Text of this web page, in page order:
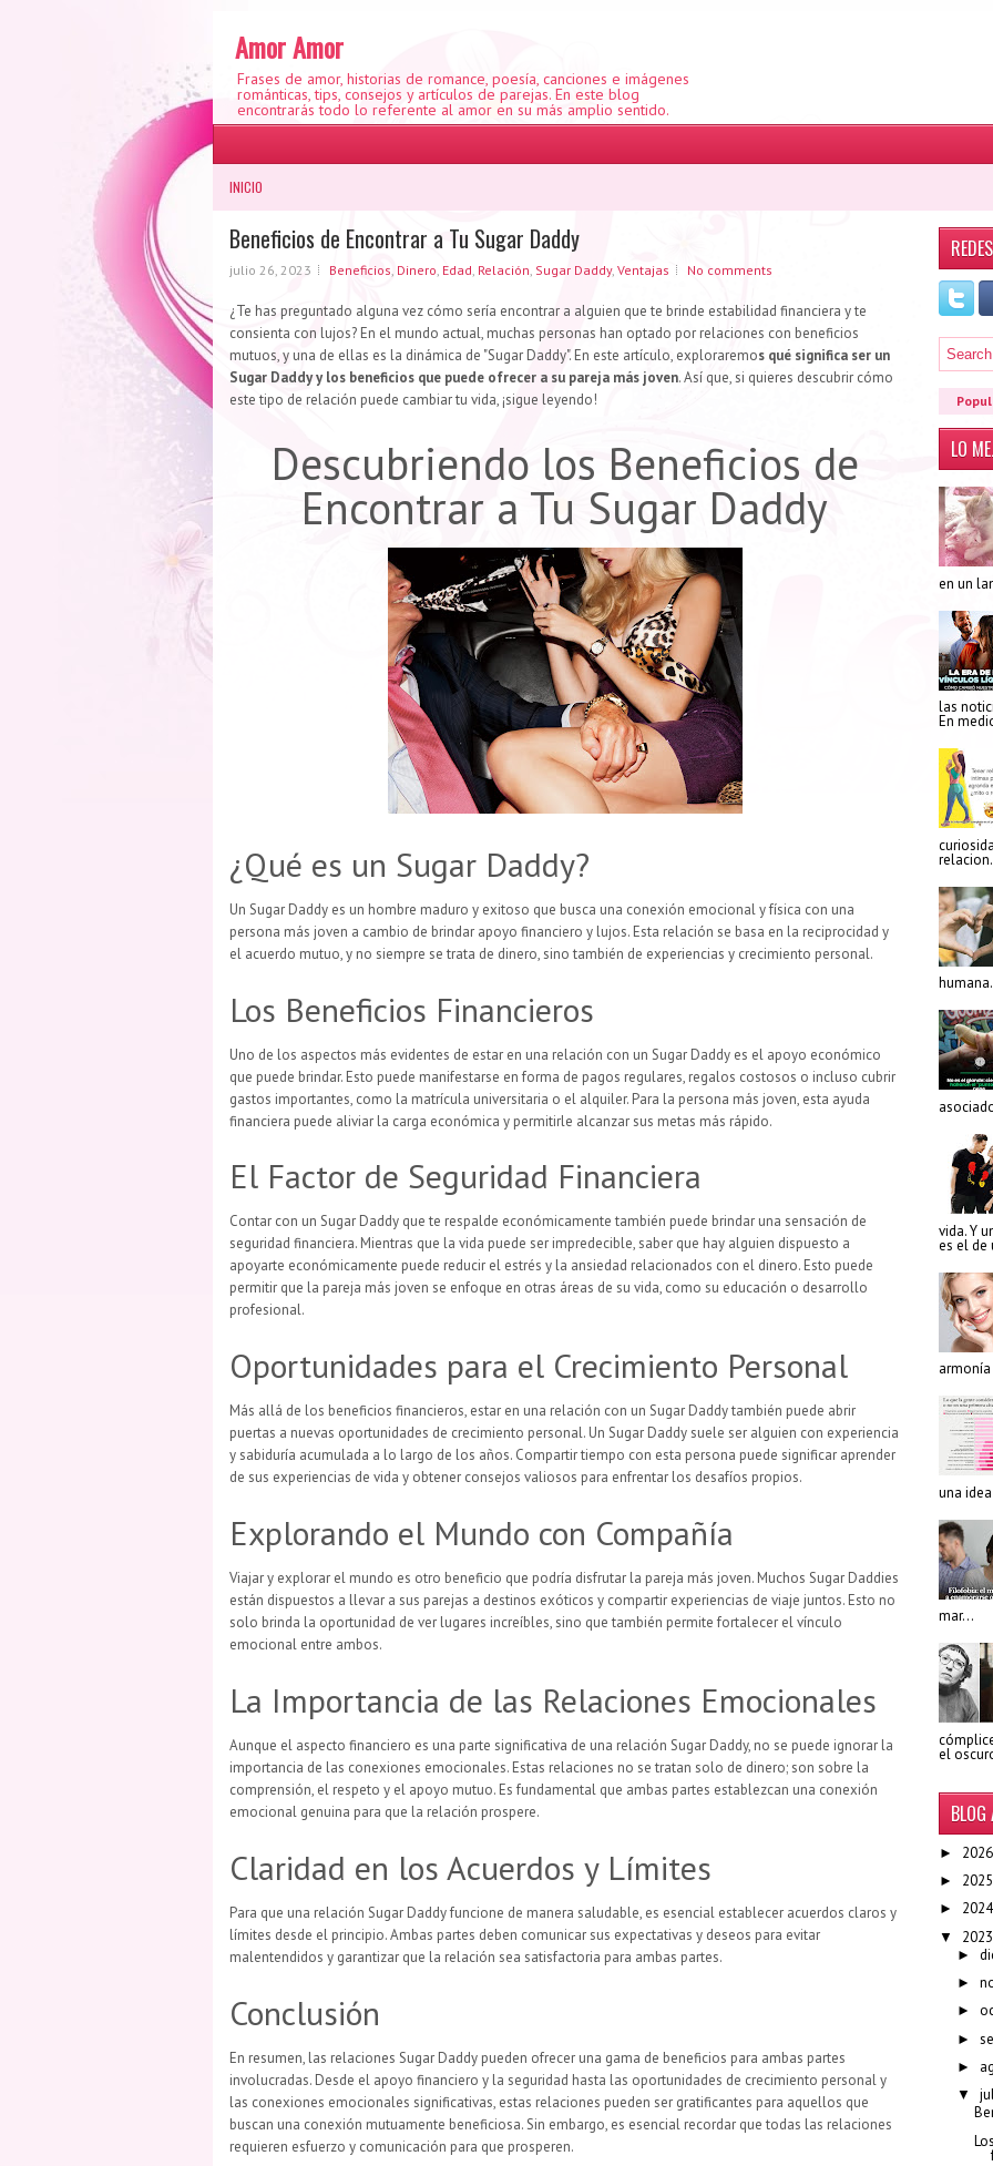
Amor Amor
Frases de amor, historias de romance, poesía, canciones e imágenes
románticas, tips, consejos y artículos de parejas. En este blog
encontrarás todo lo referente al amor en su más amplio sentido.
INICIO
Beneficios de Encontrar a Tu Sugar Daddy
julio 26, 2023 Beneficios, Dinero, Edad, Relación, Sugar Daddy, Ventajas No comments
¿Te has preguntado alguna vez cómo sería encontrar a alguien que te brinde estabilidad financiera y te
consienta con lujos? En el mundo actual, muchas personas han optado por relaciones con beneficios
mutuos, y una de ellas es la dinámica de "Sugar Daddy". En este artículo, exploraremos qué significa ser un
Sugar Daddy y los beneficios que puede ofrecer a su pareja más joven. Así que, si quieres descubrir cómo
este tipo de relación puede cambiar tu vida, ¡sigue leyendo!
Descubriendo los Beneficios de
Encontrar a Tu Sugar Daddy
¿Qué es un Sugar Daddy?
Un Sugar Daddy es un hombre maduro y exitoso que busca una conexión emocional y física con una
persona más joven a cambio de brindar apoyo financiero y lujos. Esta relación se basa en la reciprocidad y
el acuerdo mutuo, y no siempre se trata de dinero, sino también de experiencias y crecimiento personal.
Los Beneficios Financieros
Uno de los aspectos más evidentes de estar en una relación con un Sugar Daddy es el apoyo económico
que puede brindar. Esto puede manifestarse en forma de pagos regulares, regalos costosos o incluso cubrir
gastos importantes, como la matrícula universitaria o el alquiler. Para la persona más joven, esta ayuda
financiera puede aliviar la carga económica y permitirle alcanzar sus metas más rápido.
El Factor de Seguridad Financiera
Contar con un Sugar Daddy que te respalde económicamente también puede brindar una sensación de
seguridad financiera. Mientras que la vida puede ser impredecible, saber que hay alguien dispuesto a
apoyarte económicamente puede reducir el estrés y la ansiedad relacionados con el dinero. Esto puede
permitir que la pareja más joven se enfoque en otras áreas de su vida, como su educación o desarrollo
profesional.
Oportunidades para el Crecimiento Personal
Más allá de los beneficios financieros, estar en una relación con un Sugar Daddy también puede abrir
puertas a nuevas oportunidades de crecimiento personal. Un Sugar Daddy suele ser alguien con experiencia
y sabiduría acumulada a lo largo de los años. Compartir tiempo con esta persona puede significar aprender
de sus experiencias de vida y obtener consejos valiosos para enfrentar los desafíos propios.
Explorando el Mundo con Compañía
Viajar y explorar el mundo es otro beneficio que podría disfrutar la pareja más joven. Muchos Sugar Daddies
están dispuestos a llevar a sus parejas a destinos exóticos y compartir experiencias de viaje juntos. Esto no
solo brinda la oportunidad de ver lugares increíbles, sino que también permite fortalecer el vínculo
emocional entre ambos.
La Importancia de las Relaciones Emocionales
Aunque el aspecto financiero es una parte significativa de una relación Sugar Daddy, no se puede ignorar la
importancia de las conexiones emocionales. Estas relaciones no se tratan solo de dinero; son sobre la
comprensión, el respeto y el apoyo mutuo. Es fundamental que ambas partes establezcan una conexión
emocional genuina para que la relación prospere.
Claridad en los Acuerdos y Límites
Para que una relación Sugar Daddy funcione de manera saludable, es esencial establecer acuerdos claros y
límites desde el principio. Ambas partes deben comunicar sus expectativas y deseos para evitar
malentendidos y garantizar que la relación sea satisfactoria para ambas partes.
Conclusión
En resumen, las relaciones Sugar Daddy pueden ofrecer una gama de beneficios para ambas partes
involucradas. Desde el apoyo financiero y la seguridad hasta las oportunidades de crecimiento personal y
las conexiones emocionales significativas, estas relaciones pueden ser gratificantes para aquellos que
buscan una conexión mutuamente beneficiosa. Sin embargo, es esencial recordar que todas las relaciones
requieren esfuerzo y comunicación para que prosperen.
LO
en un
las
En
vida. Y
es el de
una
mar...
el
BLOG
► 2026
► 2025
► 2024
▼ 2023
►
►
►
►
►
▼